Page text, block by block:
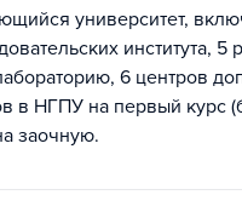
университет,
института,
6 центров
в НГПУ на первый курс
заочную.